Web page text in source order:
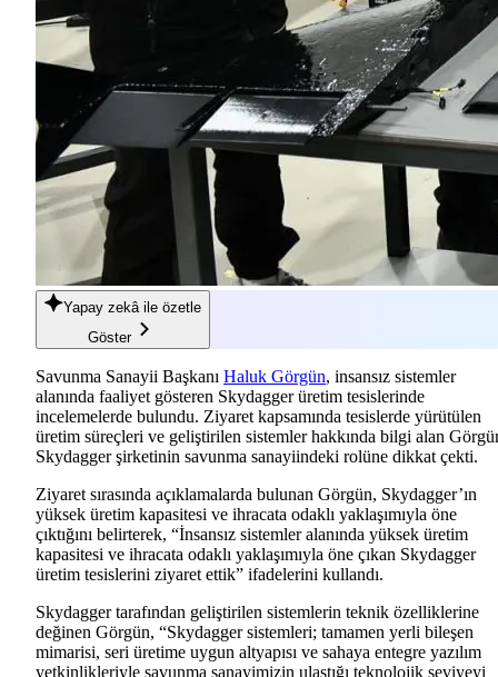
Yapay zekâ ile özetle
Göster
Savunma Sanayii Başkanı Haluk Görgün, insansız sistemler
alanında faaliyet gösteren Skydagger üretim tesislerinde
incelemelerde bulundu. Ziyaret kapsamında tesislerde yürütülen
üretim süreçleri ve geliştirilen sistemler hakkında bilgi alan
Skydagger şirketinin savunma sanayiindeki rolüne dikkat çekti.
Ziyaret sırasında açıklamalarda bulunan Görgün, Skydagger’ın
yüksek üretim kapasitesi ve ihracata odaklı yaklaşımıyla öne
çıktığını belirterek, “İnsansız sistemler alanında yüksek üretim
kapasitesi ve ihracata odaklı yaklaşımıyla öne çıkan Skydagger
üretim tesislerini ziyaret ettik” ifadelerini kullandı.
Skydagger tarafından geliştirilen sistemlerin teknik özelliklerine
değinen Görgün, “Skydagger sistemleri; tamamen yerli bileşen
mimarisi, seri üretime uygun altyapısı ve sahaya entegre yazılım
yetkinlikleriyle savunma sanayimizin ulaştığı teknolojik seviyeyi